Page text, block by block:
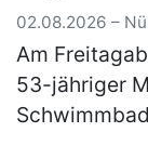
02.08.2026 –
Am
53-jähriger